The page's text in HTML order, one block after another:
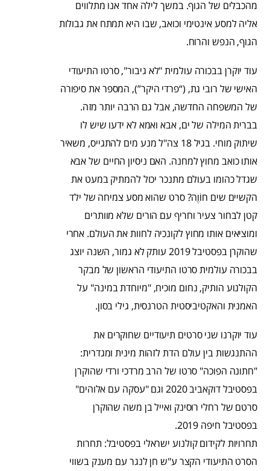
מהכבלים של הגוף. במשך לילה אחד אנו מתלווים
אליה למסע אינטימי וכואב, שבו היא תמתח את גבולות
הגוף, הנפש והרוח.
עוד יוקרן בבכורה עולמית "לא גיבור", סרטו התיעודי
האישי של רובי גת, (“פרדי היקר”), המספר את סיפורה
של המשפחה החדשה, אבל גם הרבה יותר מזה.
בברית המילה של ים, אבא ואמא לא ידעו שיש לו
שיתוק מוחי. בגיל 18 צה"ל מנע מים להתגייס, משאיר
אותו כואב מחוץ למחנה. האם ניסיון החיים של אבא
שגדל כהומו בעולם מתנכר יכול להמתיק במעט את
הקשיים שים חוֹוֶה? סרט שהוא מסע צמיחה של ילד
קטן לבחור צעיר וחריף עם הורים שלא מוותרים
ומוציאים אותו מחוץ לקונכיה לחוות את העולם. אחרי
שהוקרן בפסטיבל 2019 עותק לא גמור, השנה יוצג
בבכורה עולמית סרטו התיעודי הראשון של מבקר
הקולנוע הותיק, נחום מוכיח, "מיוחדת במינה" על
האמנית והאקטיביסטית הטרנסית, גילי בסון.
עוד יוקרנו שני סרטים תיעודיים שחוקרים את
ההתנגשות בין עולם הדת לזהות מינית ומגדרית:
"חתונה הפוכה" סרטו של הרב מרדכי ורדי שהוקרן
בפסטיבל דוקאביב 2020 וגם "עסקה עם אלוהים"
סרטם של רחלי רוסינק ואייל בן משה שהוקרן
בפסטיבל חיפה 2019.
תחרויות לקידום קולנוע ישראלי בפסטיבל: תחרות
הסרט התיעודי הקצר ע"ש חן לנגר עם מענק בשווי